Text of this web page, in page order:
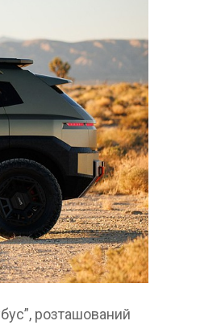
розташований